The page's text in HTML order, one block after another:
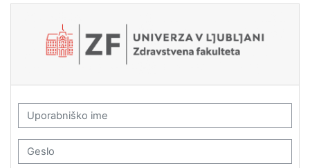
Preskoči na glavno vsebino
Spletna učilnica ZF 3.0: Prijavite se
Uporabniško ime
Geslo